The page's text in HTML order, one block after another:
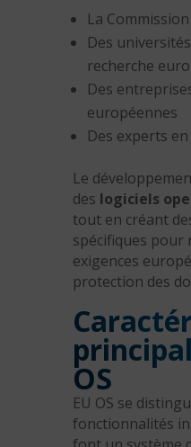
La
Des
recherche
Des
européennes
Des experts
Le
des logiciels
tout en créant
spécifiques pour
exigences
protection des
OS
EU OS se
fonctionnalités